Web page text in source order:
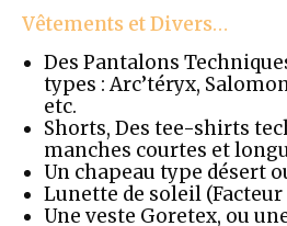
Vêtements et Divers…
Des Pantalons
types : Arc’téryx,
etc.
Shorts, Des tee-shirts
manches courtes et
Un chapeau type désert
Lunette de soleil
Une veste Goretex, ou